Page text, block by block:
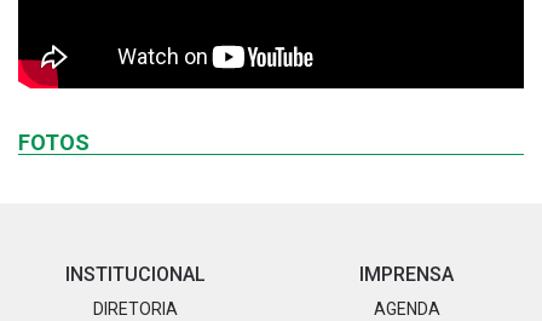
FOTOS
INSTITUCIONAL
DIRETORIA
IMPRENSA
AGENDA